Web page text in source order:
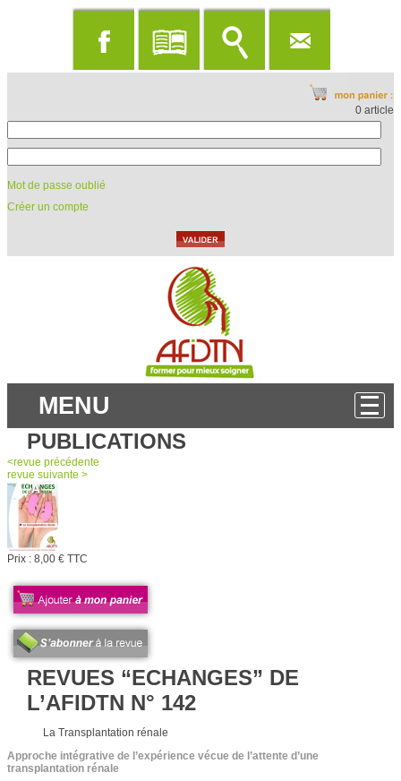
0 article
Mot de passe oublié
Créer un compte
MENU
PUBLICATIONS
<revue précédente
revue suivante >
Prix : 8,00 € TTC
REVUES “ECHANGES” DE
L’AFIDTN N° 142
La Transplantation rénale
Approche intégrative de l’expérience vécue de l’attente d’une
transplantation rénale